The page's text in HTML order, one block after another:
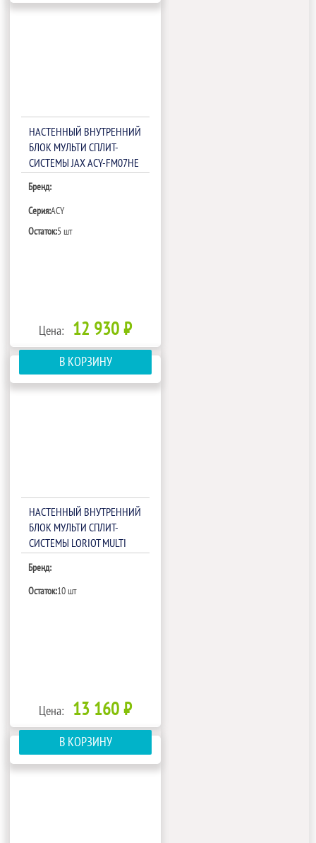
НАСТЕННЫЙ ВНУТРЕННИЙ
БЛОК МУЛЬТИ СПЛИТ-
СИСТЕМЫ JAX ACY-FM07HE
Бренд:
Серия:ACY
Остаток:5 шт
Цена: 12 930 ₽
В КОРЗИНУ
НАСТЕННЫЙ ВНУТРЕННИЙ
БЛОК МУЛЬТИ СПЛИТ-
СИСТЕМЫ LORIOT MULTI
Бренд:
Остаток:10 шт
Цена: 13 160 ₽
В КОРЗИНУ